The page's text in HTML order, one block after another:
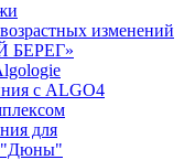
изменений
БЕРЕГ»
с ALGO4
для
"Дюны"